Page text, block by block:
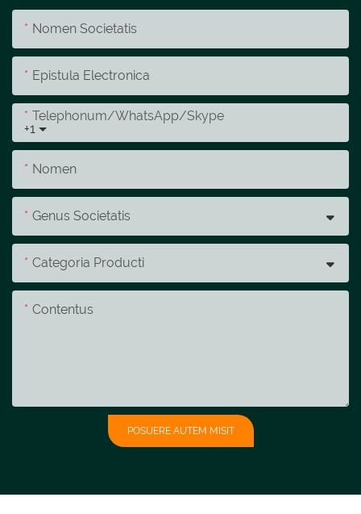
Nomen Societatis
Epistula Electronica
+1
Telephonum/whatsApp/skype
Nomen
Genus Societatis
Categoria Producti
Contentus
POSUERE AUTEM MISIT